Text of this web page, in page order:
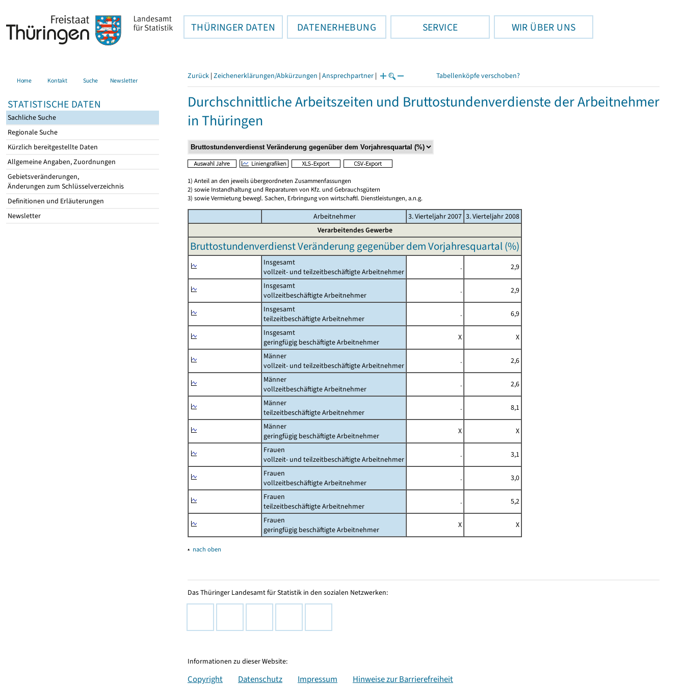
THÜRINGER DATEN DATENERHEBUNG SERVICE WIR ÜBER UNS
Home Kontakt Suche Newsletter
STATISTISCHE DATEN
Sachliche Suche
Regionale Suche
Kürzlich bereitgestellte Daten
Allgemeine Angaben, Zuordnungen
Gebietsveränderungen,
Änderungen zum Schlüsselverzeichnis
Definitionen und Erläuterungen
Newsletter
Zurück | Zeichenerklärungen/Abkürzungen | Ansprechpartner | Tabellenköpfe verschoben?
Durchschnittliche Arbeitszeiten und Bruttostundenverdienste der Arbeitnehmer
in Thüringen
1) Anteil an den jeweils übergeordneten Zusammenfassungen
2) sowie Instandhaltung und Reparaturen von Kfz. und Gebrauchsgütern
3) sowie Vermietung bewegl. Sachen, Erbringung von wirtschaftl. Dienstleistungen, a.n.g.
Arbeitnehmer 3. Vierteljahr 2007 3. Vierteljahr 2008
Verarbeitendes Gewerbe
Bruttostundenverdienst Veränderung gegenüber dem Vorjahresquartal (%)
Insgesamt
vollzeit- und teilzeitbeschäftigte Arbeitnehmer
.
2,9
Insgesamt
vollzeitbeschäftigte Arbeitnehmer
.
2,9
Insgesamt
teilzeitbeschäftigte Arbeitnehmer
.
6,9
Insgesamt
geringfügig beschäftigte Arbeitnehmer
X
X
Männer
vollzeit- und teilzeitbeschäftigte Arbeitnehmer
.
2,6
Männer
vollzeitbeschäftigte Arbeitnehmer
.
2,6
Männer
teilzeitbeschäftigte Arbeitnehmer
.
8,1
Männer
geringfügig beschäftigte Arbeitnehmer
X
X
Frauen
vollzeit- und teilzeitbeschäftigte Arbeitnehmer
.
3,1
Frauen
vollzeitbeschäftigte Arbeitnehmer
.
3,0
Frauen
teilzeitbeschäftigte Arbeitnehmer
.
5,2
Frauen
geringfügig beschäftigte Arbeitnehmer
X X
▴ nach oben
Das Thüringer Landesamt für Statistik in den sozialen Netzwerken:
Informationen zu dieser Website:
Copyright Datenschutz Impressum Hinweise zur Barrierefreiheit